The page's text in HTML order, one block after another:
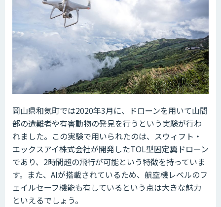
岡山県和気町では2020年3月に、ドローンを用いて山間
部の遭難者や有害動物の発見を行うという実験が行わ
れました。この実験で用いられたのは、スウィフト・
エックスアイ株式会社が開発したTOL型固定翼ドローン
であり、2時間超の飛行が可能という特徴を持っていま
す。また、AIが搭載されているため、航空機レベルのフ
ェイルセーフ機能も有しているという点は大きな魅力
といえるでしょう。